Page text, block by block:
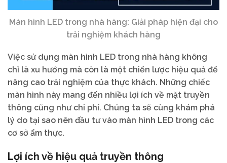
Màn hình LED trong nhà hàng: Giải pháp hiện đại cho
trải nghiệm khách hàng
Việc sử dụng màn hình LED trong nhà hàng không
chỉ là xu hướng mà còn là một chiến lược hiệu quả để
nâng cao trải nghiệm của thực khách. Những chiếc
màn hình này mang đến nhiều lợi ích về mặt truyền
thông cũng như chi phí. Chúng ta sẽ cùng khám phá
lý do tại sao nên đầu tư vào màn hình LED trong các
cơ sở ẩm thực.
Lợi ích về hiệu quả truyền thông